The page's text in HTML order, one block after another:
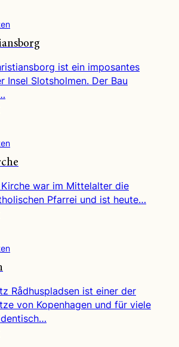
ist ein imposantes
Insel Slotsholmen. Der Bau
war im Mittelalter die
Pfarrei und ist heute…
Rådhuspladsen ist einer der
von Kopenhagen und für viele